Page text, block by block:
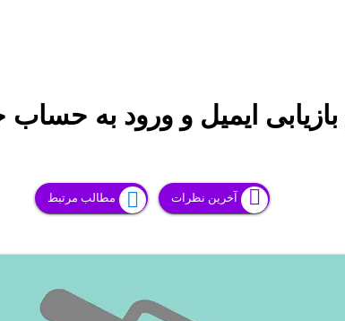
ایمیل و ورود به حساب
آخرین نظرات مطالب مرتبط